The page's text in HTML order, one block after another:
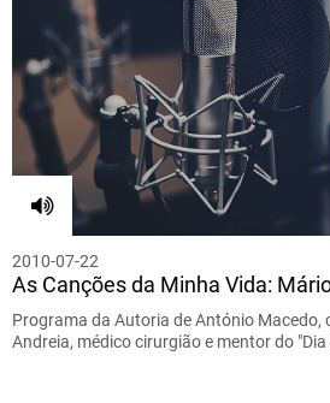
2010-07-22
As Canções da Minha Vida:
Programa da Autoria de António Macedo,
Andreia, médico cirurgião e mentor do